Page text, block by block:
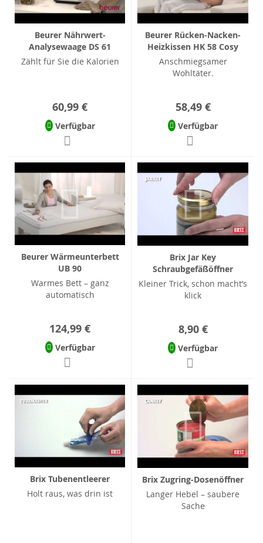
Beurer Nährwert-
Analysewaage DS 61
Zählt für Sie die Kalorien
60,99 €
Verfügbar
Beurer Rücken-Nacken-
Heizkissen HK 58 Cosy
Anschmiegsamer
Wohltäter.
58,49 €
Verfügbar
Beurer Wärmeunterbett
UB 90
Warmes Bett – ganz
automatisch
124,99 €
Verfügbar
Brix Jar Key
Schraubgefäßöffner
Kleiner Trick, schon macht’s
klick
8,90 €
Verfügbar
Brix Tubenentleerer
Holt raus, was drin ist
Brix Zugring-Dosenöffner
Langer Hebel – saubere
Sache